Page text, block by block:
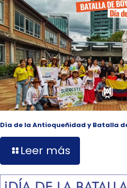
Día de la Antioqueñidad y Batalla
Leer más